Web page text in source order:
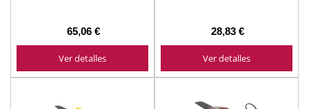
65,06 €
Ver detalles
28,83 €
Ver detalles